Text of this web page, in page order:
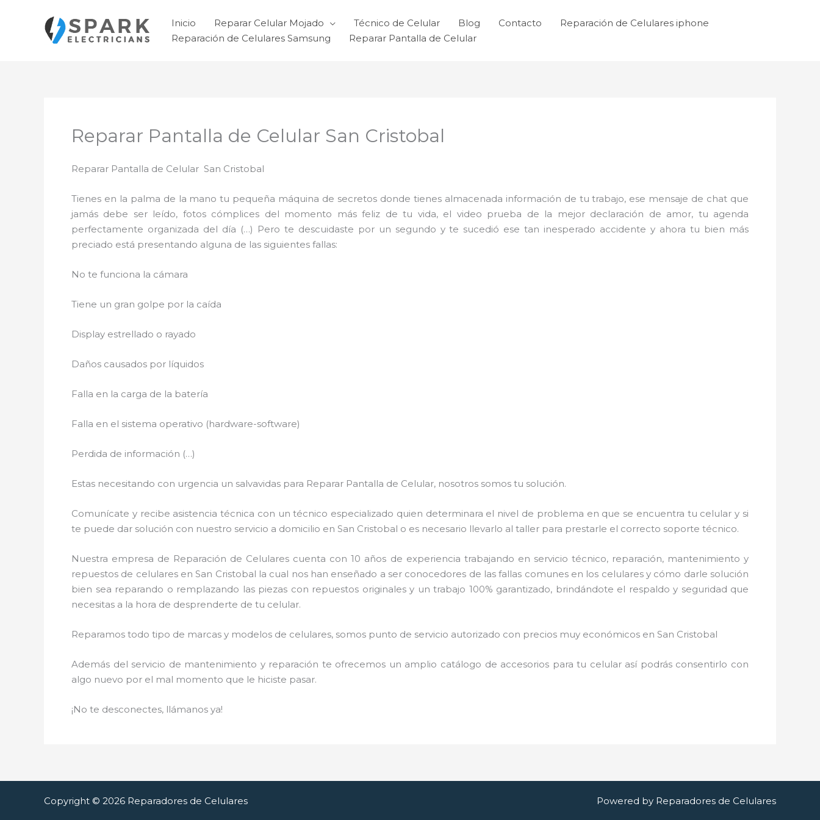
contenido
Inicio Reparar Celular Mojado Técnico de Celular Blog Contacto
Reparación de Celulares iphone
Reparación de Celulares Samsung
Reparar Pantalla de Celular
Reparar Pantalla de Celular San Cristobal
Reparar Pantalla de Celular San Cristobal
Tienes en la palma de la mano tu pequeña máquina de secretos donde tienes almacenada información de tu trabajo, ese mensaje de chat que
jamás debe ser leído, fotos cómplices del momento más feliz de tu vida, el video prueba de la mejor declaración de amor, tu agenda
perfectamente organizada del día (…) Pero te descuidaste por un segundo y te sucedió ese tan inesperado accidente y ahora tu bien más
preciado está presentando alguna de las siguientes fallas:
No te funciona la cámara
Tiene un gran golpe por la caída
Display estrellado o rayado
Daños causados por líquidos
Falla en la carga de la batería
Falla en el sistema operativo (hardware-software)
Perdida de información (…)
Estas necesitando con urgencia un salvavidas para Reparar Pantalla de Celular, nosotros somos tu solución.
Comunícate y recibe asistencia técnica con un técnico especializado quien determinara el nivel de problema en que se encuentra tu celular y si
te puede dar solución con nuestro servicio a domicilio en San Cristobal o es necesario llevarlo al taller para prestarle el correcto soporte técnico.
Nuestra empresa de Reparación de Celulares cuenta con 10 años de experiencia trabajando en servicio técnico, reparación, mantenimiento y
repuestos de celulares en San Cristobal la cual nos han enseñado a ser conocedores de las fallas comunes en los celulares y cómo darle solución
bien sea reparando o remplazando las piezas con repuestos originales y un trabajo 100% garantizado, brindándote el respaldo y seguridad que
necesitas a la hora de desprenderte de tu celular.
Reparamos todo tipo de marcas y modelos de celulares, somos punto de servicio autorizado con precios muy económicos en San Cristobal
Además del servicio de mantenimiento y reparación te ofrecemos un amplio catálogo de accesorios para tu celular así podrás consentirlo con
algo nuevo por el mal momento que le hiciste pasar.
¡No te desconectes, llámanos ya!
Copyright © 2026 Reparadores de Celulares Powered by Reparadores de Celulares